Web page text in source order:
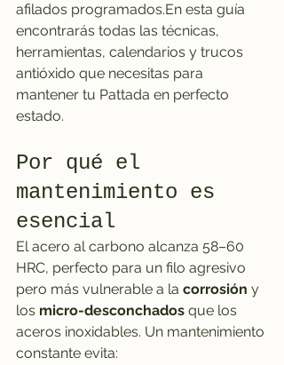
afilados programados.En esta guía
encontrarás todas las técnicas,
herramientas, calendarios y trucos
antióxido que necesitas para
mantener tu Pattada en perfecto
estado.
Por qué el
mantenimiento es
esencial
El acero al carbono alcanza 58–60
HRC, perfecto para un filo agresivo
pero más vulnerable a la corrosión y
los micro-desconchados que los
aceros inoxidables. Un mantenimiento
constante evita: